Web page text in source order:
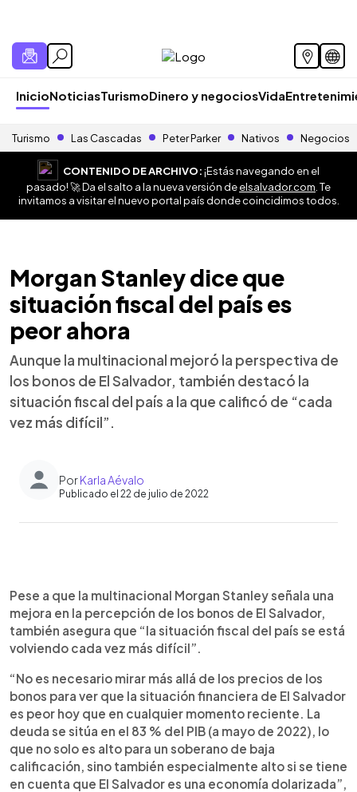
InicioNoticiasTurismoDinero y negociosVida
Turismo Las Cascadas Peter Parker Nativos Negocios
CONTENIDO DE ARCHIVO:¡Estás navegando en el
pasado! 🚀 Da el salto a la nueva versión deelsalvador.com . Te
invitamos a visitar el nuevo portal país donde coincidimos todos.
Morgan Stanley dice que
situación fiscal del país es
peor ahora
Aunque la multinacional mejoró la perspectiva de
los bonos de El Salvador, también destacó la
situación fiscal del país a la que calificó de “cada
vez más difícil”.
PorKarla Aévalo
Publicado el 22 de julio de 2022
Escuchar artículo
Pese a que la multinacional Morgan Stanley señala una
mejora en la percepción de los bonos de El Salvador,
también asegura que “la situación fiscal del país se está
volviendo cada vez más difícil”.
“No es necesario mirar más allá de los precios de los
bonos para ver que la situación financiera de El Salvador
es peor hoy que en cualquier momento reciente. La
deuda se sitúa en el 83 % del PIB (a mayo de 2022), lo
que no solo es alto para un soberano de baja
calificación, sino también especialmente alto si se tiene
en cuenta que El Salvador es una economía dolarizada”,